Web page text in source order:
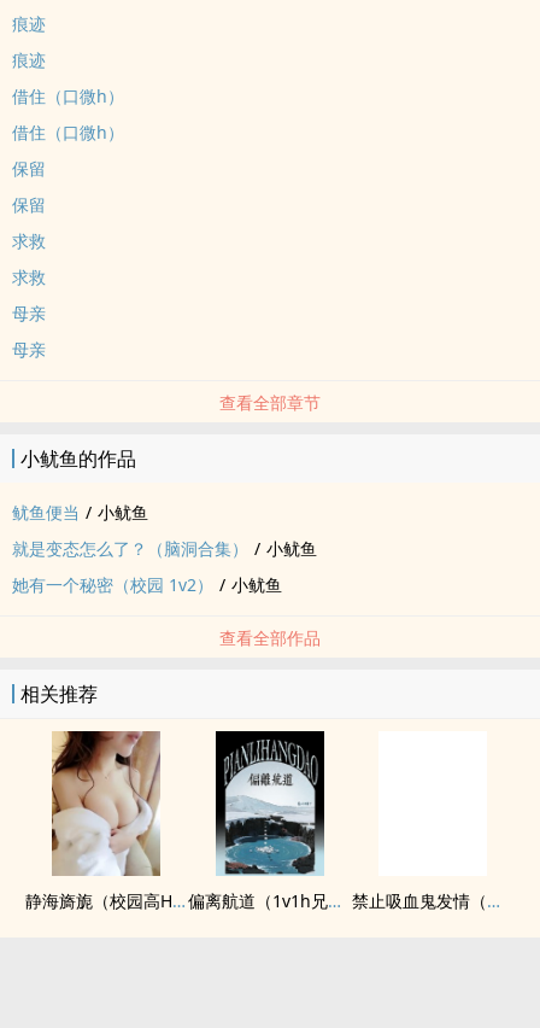
痕迹
痕迹
借住（口微h）
借住（口微h）
保留
保留
求救
求救
母亲
母亲
查看全部章节
小鱿鱼的作品
鱿鱼便当 / 小鱿鱼
就是变态怎么了？（脑洞合集）
/ 小鱿鱼
她有一个秘密（校园 1v2）
/ 小鱿鱼
查看全部作品
相关推荐
静海旖旎（校园高H） 偏离航道（1v1h兄妹骨科bg） 禁止吸血鬼发情（姐狗高H 1v1）